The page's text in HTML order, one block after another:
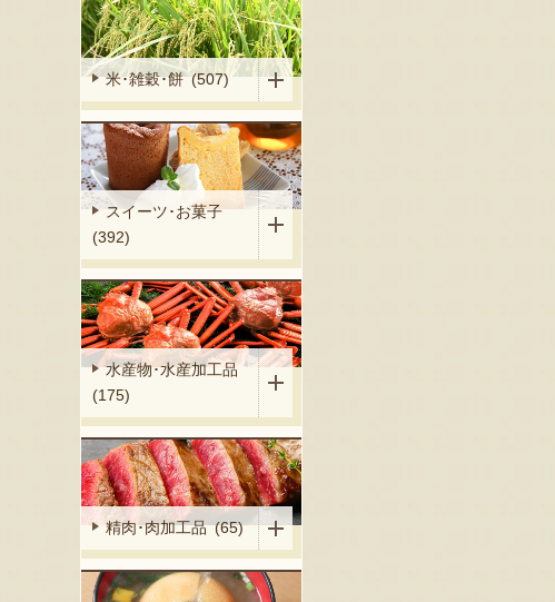
米･雑穀･餅 (507)
スイーツ･お菓子
(392)
水産物･水産加工品
(175)
精肉･肉加工品 (65)